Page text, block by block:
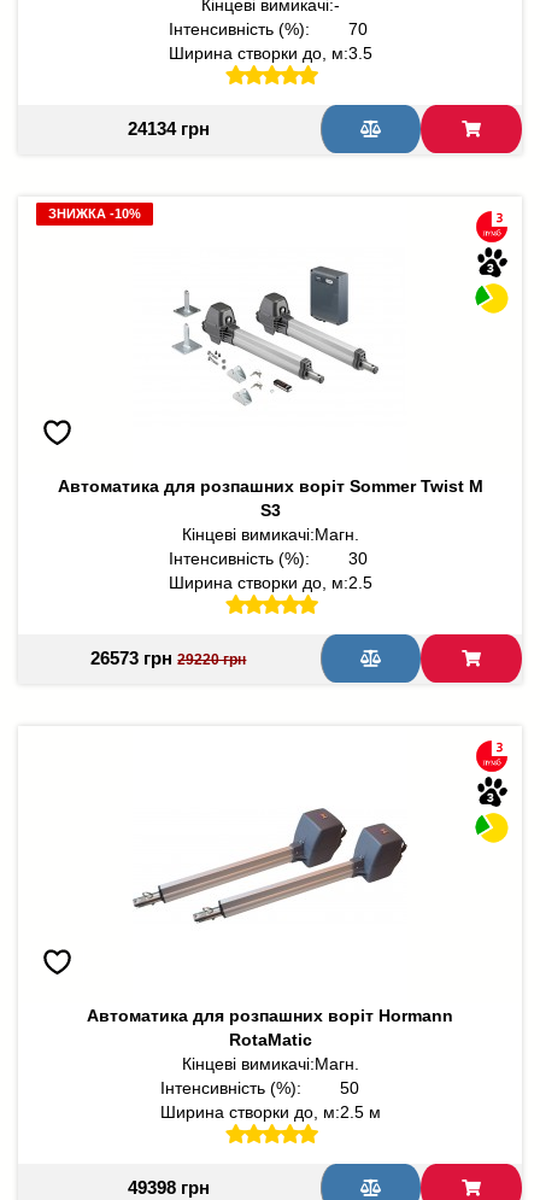
Кінцеві вимикачі:-
Інтенсивність (%):
70
Ширина створки до, м:3.5
24134 грн
ЗНИЖКА -10%
ЗНИЖКА -10%
Автоматика для розпашних воріт Sommer Twist M
S3
Кінцеві вимикачі:Магн.
Інтенсивність (%):
30
Ширина створки до, м:2.5
26573 грн 29220 грн
Автоматика для розпашних воріт Hormann
RotaMatic
Кінцеві вимикачі:Магн.
Інтенсивність (%):
50
Ширина створки до, м:2.5 м
49398 грн